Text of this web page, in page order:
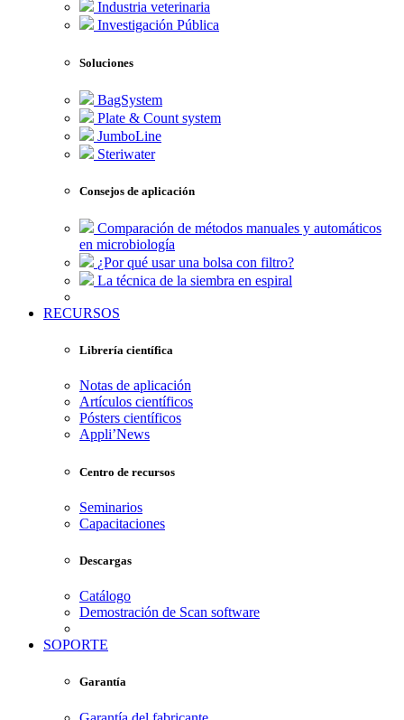
Industria veterinaria
Investigación Pública
Soluciones
BagSystem
Plate & Count system
JumboLine
Steriwater
Consejos de aplicación
Comparación de métodos manuales y automáticos
en microbiología
¿Por qué usar una bolsa con filtro?
La técnica de la siembra en espiral
RECURSOS
Librería científica
Notas de aplicación
Artículos científicos
Pósters científicos
Appli’News
Centro de recursos
Seminarios
Capacitaciones
Descargas
Catálogo
Demostración de Scan software
SOPORTE
Garantía